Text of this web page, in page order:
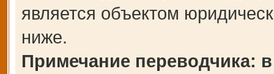
является объектом
ниже.
Примечание переводчика: